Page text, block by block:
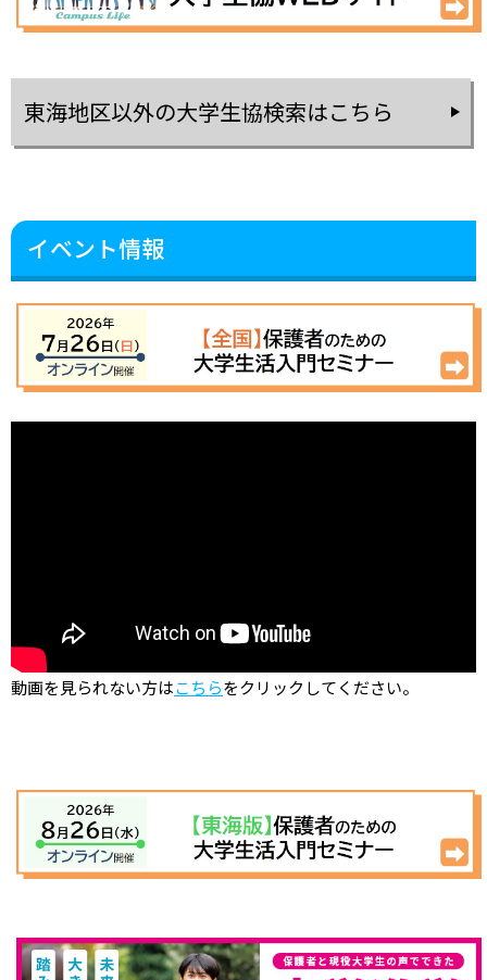
東海地区以外の大学生協検索はこちら
イベント情報
動画を見られない方はこちらをクリックしてください。